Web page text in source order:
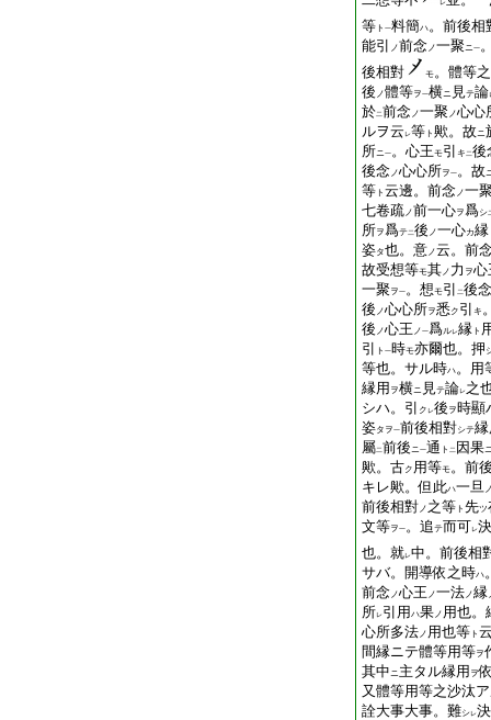
レ
等 ト 一料簡ハ。前後相
能引
ノ前念ノ一聚ニ一
後相對
モ。體等
後 ノ體等ヲ一横ニ 見テ論
於二前念ノ一聚 ノ心心
ルヲ云 レ等 ト 歟。故ニ
所ニ一。心王モ引 キ 二後
後念ノ心心所ヲ一。故
等 ト 云邊。前念ノ一
七卷疏ノ前一心ヲ爲シ
所ヲ爲テ二後 ノ一心カ縁
姿タ也。意ノ云。前
故受想等モ其ノ 力 ヲ心
一聚 ヲ一。想モ引 二後念
後 ノ心心所ヲ悉ク 引 キ
後 ノ心王 ノ一爲ルレ縁 ト
引
ト 一時モ亦爾也。押
等也。サル時ハ。用
縁用 ヲ横ニ 見テ論レ之
シハ。引
ク レ後 ヲ時顯
姿タヲ一前後相對シテ
屬二前後ニ一通 ト 二 因果
歟。古ク 用等モ。前
キレ歟。但此ハ一旦
前後相對ノ 之等 ト 先ツ
文等ヲ一。追テ而可レ決
也。就レ中。前後相
サバ。開導依之時ハ
前念ノ心王 ノ一法ノ縁
所レ引用 ハ果ノ 用也。
心所多法ノ 用也等 ト
間縁ニテ體等用等ヲ
其中ニ主タル縁用 ヲ
又體等用等之沙汰
詮大事大事。難シレ決